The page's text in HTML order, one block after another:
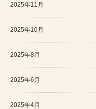
2025年11月
2025年10月
2025年8月
2025年6月
2025年4月